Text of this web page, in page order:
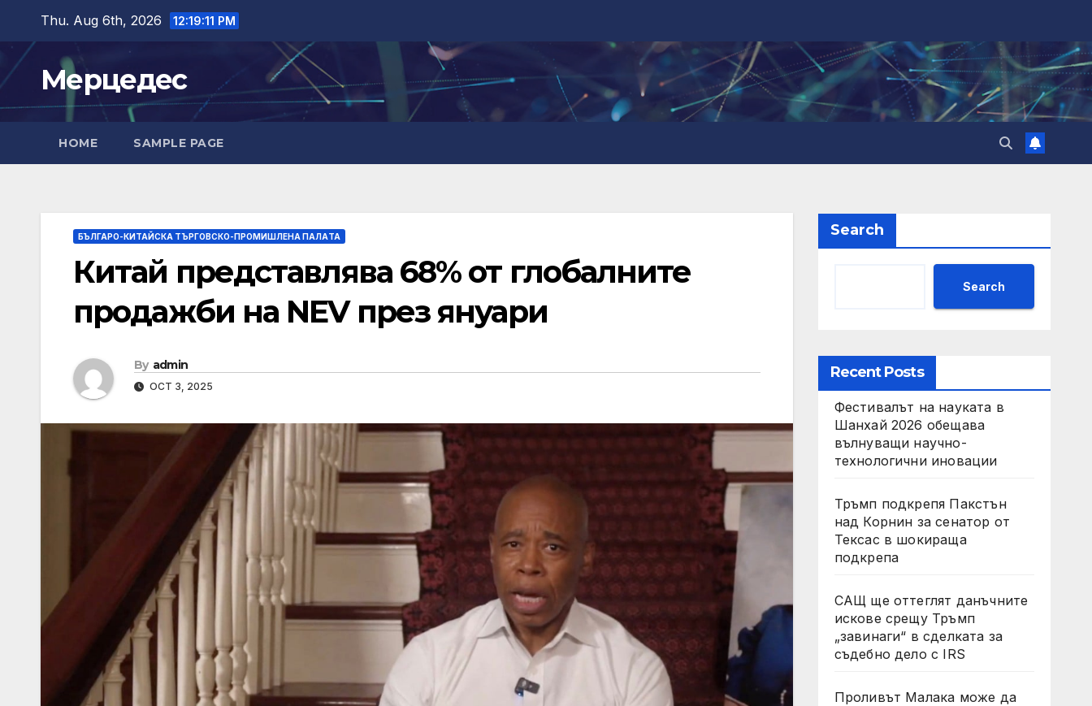
content
Thu. Aug 6th, 2026 12:19:12 PM
Мерцедес
HOME SAMPLE PAGE
БЪЛГАРО-КИТАЙСКА ТЪРГОВСКО-ПРОМИШЛЕНА ПАЛAТА
Китай представлява 68% от глобалните
продажби на NEV през януари
By admin
OCT 3, 2025
Search
Search
Recent Posts
Фестивалът на науката в
Шанхай 2026 обещава
вълнуващи научно-
технологични иновации
Тръмп подкрепя Пакстън
над Корнин за сенатор от
Тексас в шокираща
подкрепа
САЩ ще оттеглят данъчните
искове срещу Тръмп
„завинаги“ в сделката за
съдебно дело с IRS
Проливът Малака може да